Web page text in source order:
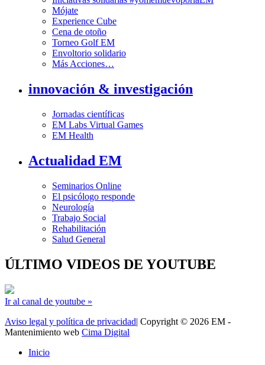
Mójate
Experience Cube
Cena de otoño
Torneo Golf EM
Envoltorio solidario
Más Acciones…
innovación & investigación
Jornadas científicas
EM Labs Virtual Games
EM Health
Actualidad EM
Seminarios Online
El psicólogo responde
Neurología
Trabajo Social
Rehabilitación
Salud General
ÚLTIMO VIDEOS DE YOUTUBE
Ir al canal de youtube »
Aviso legal y política de privacidad| Copyright © 2026 EM -
Mantenimiento web Cima Digital
Inicio